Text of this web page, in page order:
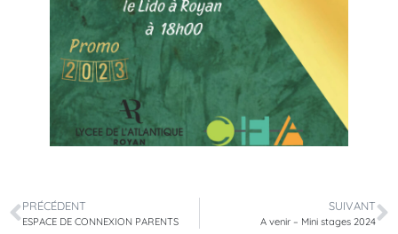
PRÉCÉDENT
ESPACE DE CONNEXION PARENTS
SUIVANT
A venir – Mini stages 2024